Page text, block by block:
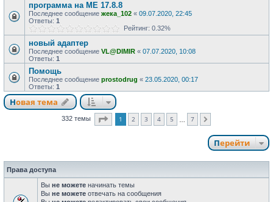
программа на МЕ 17.8.8
Последнее сообщение жека_102 « 09.07.2020, 22:45
Ответы: 1
Рейтинг: 0.32%
новый адаптер
Последнее сообщение VL@DIMIR « 07.07.2020, 10:08
Ответы: 1
Помощь
Последнее сообщение prostodrug « 23.05.2020, 00:17
Ответы: 1
Новая тема
332 темы Страница из
1 2 3 4 5 7
Перейти
Права доступа
Вы не можете начинать темы
Вы не можете отвечать на сообщения